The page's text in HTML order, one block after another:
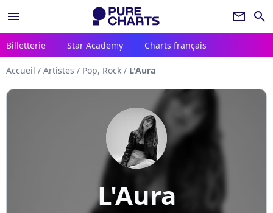
menu newsletter search
Billetterie Star Academy Charts français
Accueil / Artistes / Pop, Rock / L'Aura
L'Aura